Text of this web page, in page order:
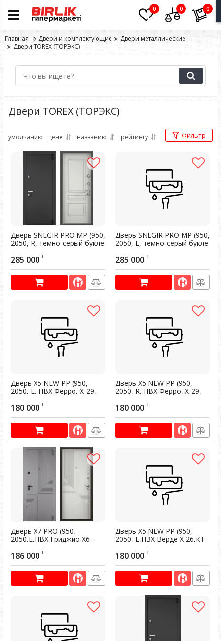
0 0 0
Главная Двери и комплектующие
Двери металлические
Двери TOREX (ТОРЭКС)
Двери TOREX (ТОРЭКС)
умолчанию цене названию рейтингу Фильтр
Дверь SNEGIR PRO MP (950,
2050, R, темно-серый букле
графит, -, ПВХ Ферро, S60-
C3, хром, НАКЛ, -,
285 000 ₸
Дверь SNEGIR PRO MP (950,
2050, L, темно-серый букле
графит, -, ПВХ Ферро, S60-
C3, хром, НАКЛ, -,
285 000 ₸
Дверь Х5 NEW PP (950,
2050, L, ПВХ Ферро, X-29,
ПВХ Белый, X6-M, хром,
НАКЛ, НУ-1, ПВХ Ферро)
180 000 ₸
Дверь Х5 NEW PP (950,
2050, R, ПВХ Ферро, X-29,
ПВХ Белый, X6-M, хром,
НАКЛ, НУ-1, ПВХ Ферро)
180 000 ₸
Дверь Х7 PRO (950,
2050,L,ПВХ Гриджио Х6-
HT1, -, ПВХ Бетон
известковый, X6-HT1 черн
186 000 ₸
Дверь Х5 NEW PP (950,
2050, L,ПВХ Верде X-26,КТ
Белый, X6-26-M, хром,
НАКЛ, НУ-1, ПВХ Верде)
180 000 ₸